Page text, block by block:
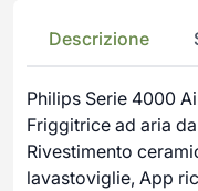
Descrizione
Philips Serie 4000
Friggitrice ad aria
Rivestimento
lavastoviglie, App